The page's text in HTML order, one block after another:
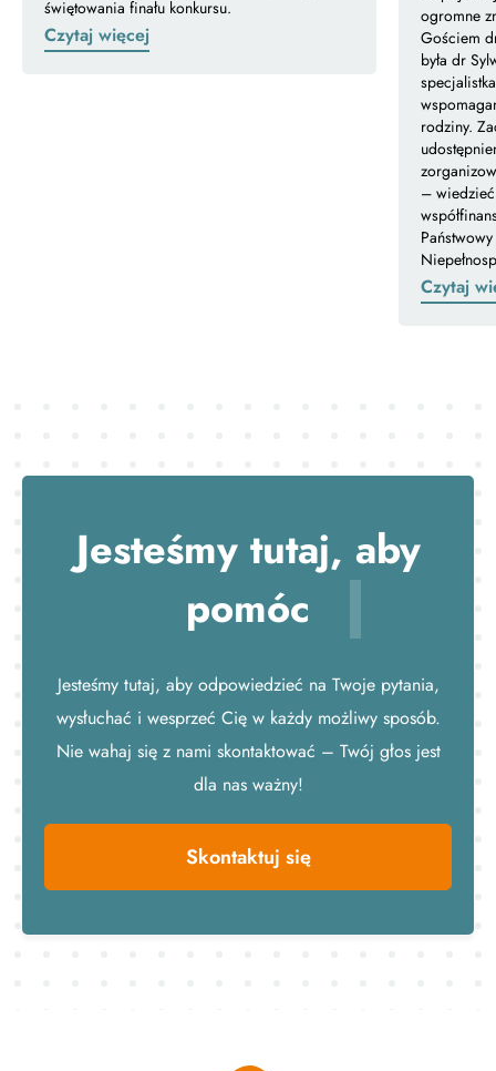
świętowania finału konkursu.
Czytaj więcej
ogromne
Gościem
była dr
rodziny.
–
Czytaj
Jesteśmy tutaj, aby
pomóc
Jesteśmy tutaj, aby odpowiedzieć na Twoje pytania,
wysłuchać i wesprzeć Cię w każdy możliwy sposób.
Nie wahaj się z nami skontaktować – Twój głos jest
dla nas ważny!
Skontaktuj się